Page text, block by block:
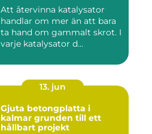
Att återvinna katalysator
handlar om mer än att bara
ta hand om gammalt skrot. I
varje katalysator d...
13. jun
Gjuta betongplatta i
kalmar grunden till ett
hållbart projekt